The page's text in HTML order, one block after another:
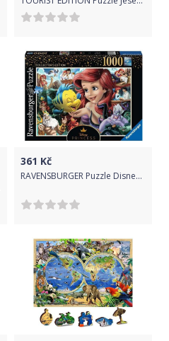
361 Kč
RAVENSBURGER Puzzle Disney hrdinky č.3: Malá mořská víla 1000 dílků